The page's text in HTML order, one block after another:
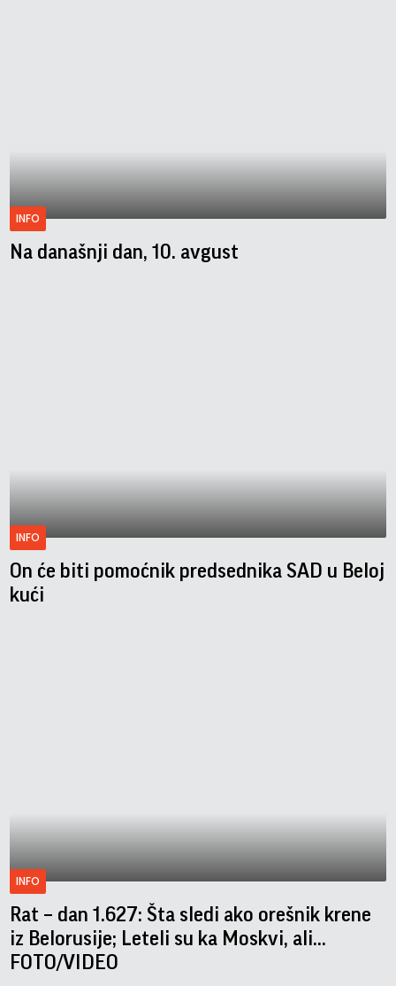
INFO
Na današnji dan, 10. avgust
INFO
On će biti pomoćnik predsednika SAD u Beloj
kući
INFO
Rat – dan 1.627: Šta sledi ako orešnik krene
iz Belorusije; Leteli su ka Moskvi, ali...
FOTO/VIDEO